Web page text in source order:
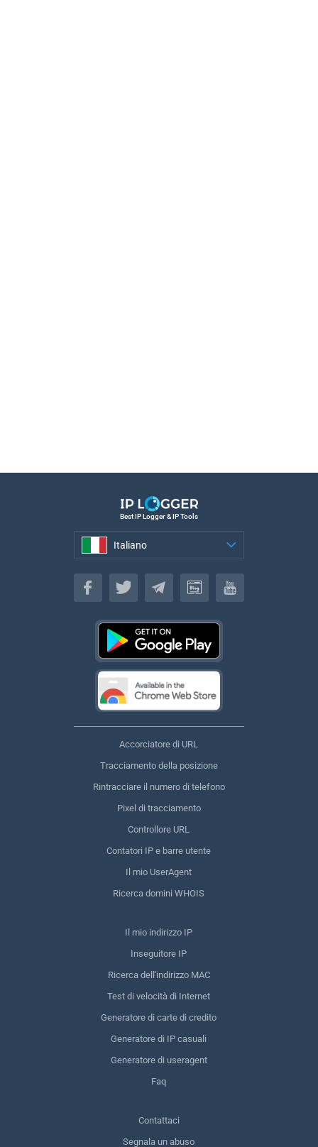
Best IP Logger & IP Tools
Italiano
Italiano
Accorciatore di URL
Tracciamento della posizione
Rintracciare il numero di telefono
Pixel di tracciamento
Controllore URL
Contatori IP e barre utente
Il mio UserAgent
Ricerca domini WHOIS
Il mio indirizzo IP
Inseguitore IP
Ricerca dell'indirizzo MAC
Test di velocità di Internet
Generatore di carte di credito
Generatore di IP casuali
Generatore di useragent
Faq
Contattaci
Segnala un abuso